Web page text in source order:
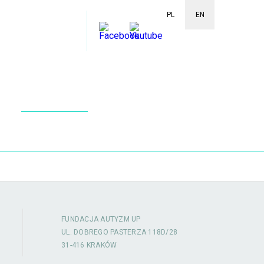
PL EN
FUNDACJA AUTYZM UP
UL. DOBREGO PASTERZA 118D/28
31-416 KRAKÓW